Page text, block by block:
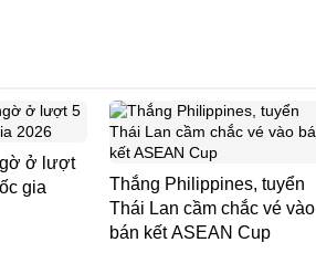
ở lượt
gia
Thắng Philippines, tuyển
Thái Lan cầm chắc vé vào
bán kết ASEAN Cup